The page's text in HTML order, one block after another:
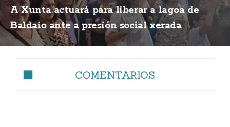
A Xunta actuará para liberar a lagoa de
Baldaio ante a presión social xerada
COMENTARIOS